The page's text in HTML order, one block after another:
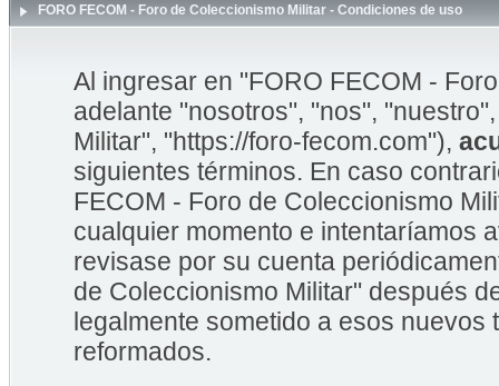
FORO FECOM - Foro de Coleccionismo Militar - Condiciones de uso
Al ingresar en "FORO FECOM -
adelante "nosotros", "nos",
Militar", "https://foro-fecom.com"),
siguientes términos. En caso
FECOM - Foro de Coleccionismo
cualquier momento e intentaríamos
revisase por su cuenta
de Coleccionismo Militar" después
legalmente sometido a esos
reformados.